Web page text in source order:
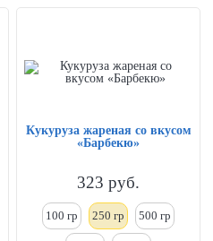
Кукуруза жареная со вкусом
«Барбекю»
323 руб.
100 гр 250 гр 500 гр